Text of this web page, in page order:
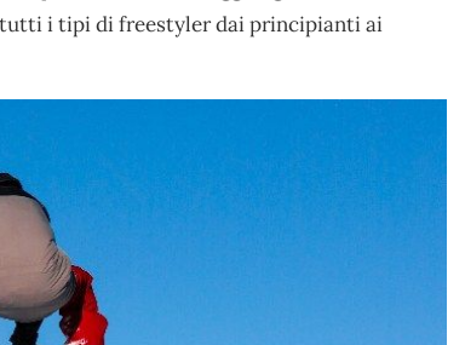
i tipi di freestyler dai principianti ai